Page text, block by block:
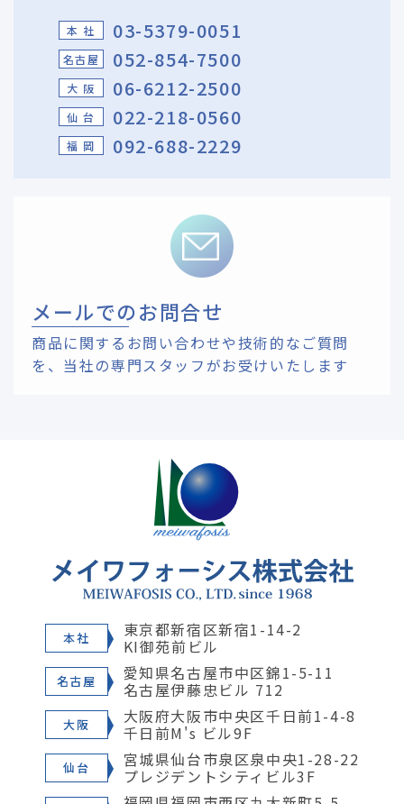
本 社 03-5379-0051
名古屋 052-854-7500
大 阪 06-6212-2500
仙 台 022-218-0560
福 岡 092-688-2229
メールでのお問合せ
商品に関するお問い合わせや技術的なご質問
を、 当社の専門スタッフがお受けいたします
本社 東京都新宿区新宿1-14-2
KI御苑前ビル
名古屋 愛知県名古屋市中区錦1-5-11
名古屋伊藤忠ビル 712
大阪 大阪府大阪市中央区千日前1-4-8
千日前M's ビル9F
仙台 宮城県仙台市泉区泉中央1-28-22
プレジデントシティビル3F